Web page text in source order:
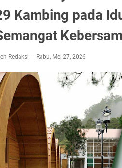
Kambing pada
Redaksi Rabu, Mei 27, 2026